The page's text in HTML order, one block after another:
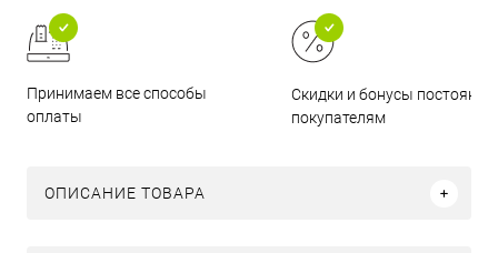
Принимаем все способы
оплаты
Скидки и бонусы
покупателям
ОПИСАНИЕ ТОВАРА